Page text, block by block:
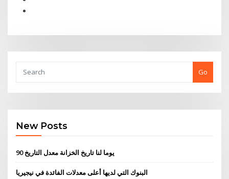
Go
New Posts
90 يوما لنا تاريخ الخزانة معدل التاريخ
البنوك التي لديها أعلى معدلات الفائدة في نيجيريا